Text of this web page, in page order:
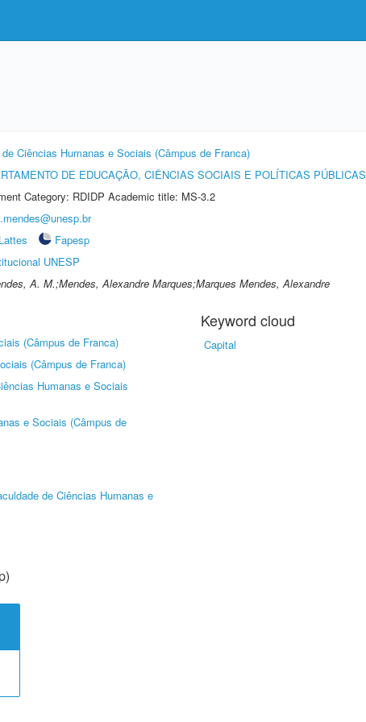
Ciências Humanas e Sociais (Câmpus de Franca)
DE EDUCAÇÃO, CIÊNCIAS SOCIAIS E POLÍTICAS PÚBLICAS
Category: RDIDP Academic title: MS-3.2
Fapesp
UNESP
A. M.;Mendes, Alexandre Marques;Marques Mendes, Alexandre
(Câmpus de Franca)
(Câmpus de Franca)
Humanas e Sociais
e Sociais (Câmpus de
de Ciências Humanas e
Keyword cloud
Capital